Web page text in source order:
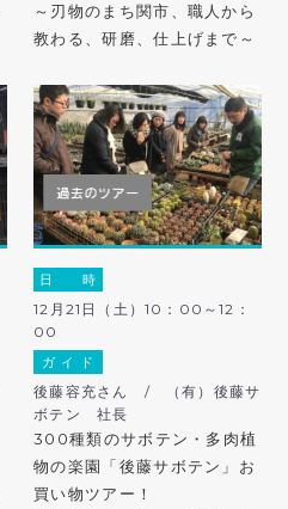
～刃物のまち関市、職人から
教わる、研磨、仕上げまで～
日 時
12月21日（土）10：00～12：
00
ガ イ ド
後藤容充さん / （有）後藤サ
ボテン 社長
300種類のサボテン・多肉植
物の楽園「後藤サボテン」お
買い物ツアー！